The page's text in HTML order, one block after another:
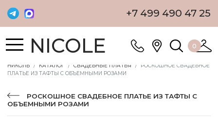
+7 499 490 47 25
NICOLE 0
НИКОЛЬ КАТАЛОГ СВАДЕБНЫЕ ПЛАТЬЯ
РОСКОШНОЕ СВАДЕБНОЕ
ПЛАТЬЕ ИЗ ТАФТЫ С ОБЪЕМНЫМИ РОЗАМИ
РОСКОШНОЕ СВАДЕБНОЕ ПЛАТЬЕ ИЗ ТАФТЫ С
ОБЪЕМНЫМИ РОЗАМИ